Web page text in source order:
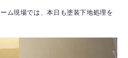
ム現場では、本日も塗装下地処理を